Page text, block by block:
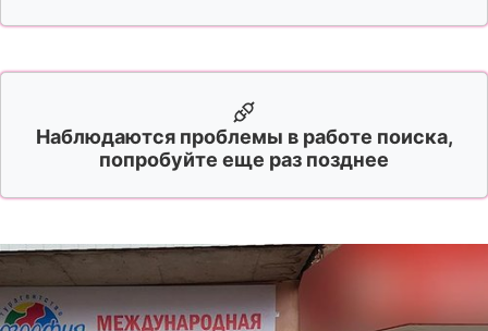
Наблюдаются проблемы в работе поиска,
попробуйте еще раз позднее